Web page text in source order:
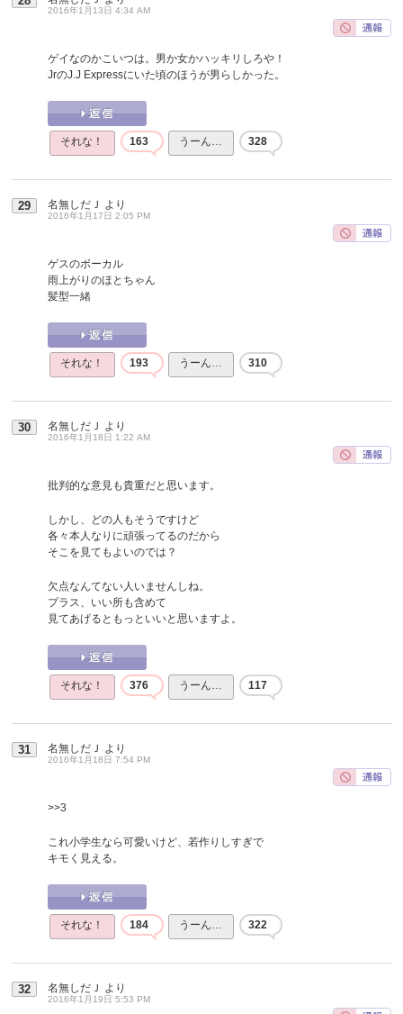
2016年1月13日 4:34 AM
ゲイなのかこいつは。男か女かハッキリしろや！
JrのJ.J Expressにいた頃のほうが男らしかった。
それな！ 163 うーん… 328
29 名無しだＪ より
2016年1月17日 2:05 PM
ゲスのボーカル
雨上がりのほとちゃん
髪型一緒
それな！ 193 うーん… 310
30 名無しだＪ より
2016年1月18日 1:22 AM
批判的な意見も貴重だと思います。
しかし、どの人もそうですけど
各々本人なりに頑張ってるのだから
そこを見てもよいのでは？
欠点なんてない人いませんしね。
プラス、いい所も含めて
見てあげるともっといいと思いますよ。
それな！ 376 うーん… 117
31 名無しだＪ より
2016年1月18日 7:54 PM
>>3
これ小学生なら可愛いけど、若作りしすぎで
キモく見える。
それな！ 184 うーん… 322
32 名無しだＪ より
2016年1月19日 5:53 PM